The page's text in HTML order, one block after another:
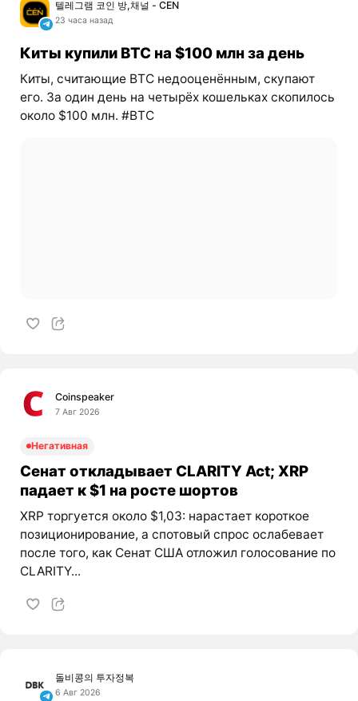
텔레그램 코인 방,채널 - CEN
23 часа назад
Киты купили BTC на $100 млн за день
Киты, считающие BTC недооценённым, скупают
его. За один день на четырёх кошельках скопилось
около $100 млн. #BTC
Coinspeaker
7 Авг 2026
Негативная
Сенат откладывает CLARITY Act; XRP
падает к $1 на росте шортов
XRP торгуется около $1,03: нарастает короткое
позиционирование, а спотовый спрос ослабевает
после того, как Сенат США отложил голосование по
CLARITY...
돌비콩의 투자정복
6 Авг 2026